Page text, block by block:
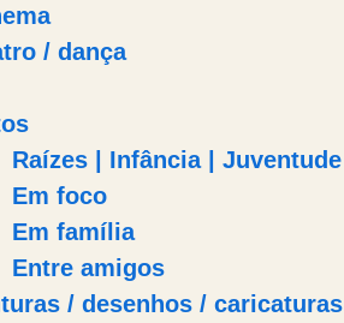
/ dança
Raízes | Infância | Juventude
Em foco
Em família
Entre amigos
/ desenhos / caricaturas